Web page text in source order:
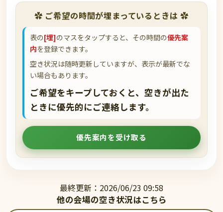
✿ ご希望の時間が埋まっているときは ✿
表の[埋]のマスをタップすると、その時間の優先案
内を登録できます。
空き状況は随時更新していますが、表示が最新でな
い場合もあります。
ご希望をキープしておくと、空きが出た
ときに優先的にご連絡します。
優先案内を受け取る
最終更新：2026/06/23 09:58
他の会場の空き状況はこちら